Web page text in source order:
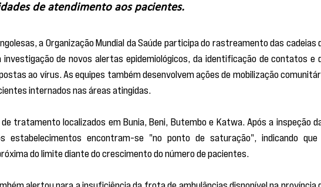
de atendimento aos pacientes.
a Organização Mundial da Saúde participa do rastreamento das cadeias
de novos alertas epidemiológicos, da identificação de contatos e
ao vírus. As equipes também desenvolvem ações de mobilização
internados nas áreas atingidas.
tratamento localizados em Bunia, Beni, Butembo e Katwa. Após a inspeção
estabelecimentos encontram-se "no ponto de saturação", indicando
do limite diante do crescimento do número de pacientes.